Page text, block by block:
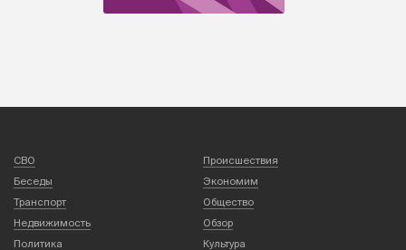
СВО
Происшествия
Беседы
Экономим
Транспорт
Общество
Недвижимость
Обзор
Политика
Культура